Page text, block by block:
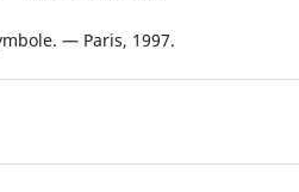
— Paris, 1997.